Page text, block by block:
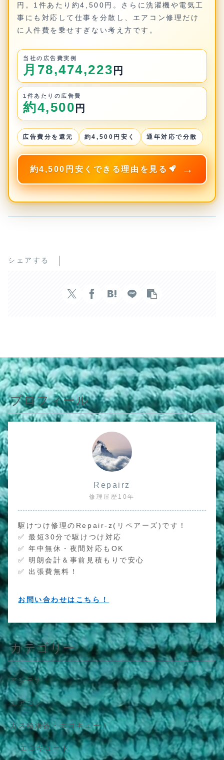
円。1件あたり約4,500円。さらに洗濯機や電気工
事にも対応して仕事を分散し、エアコン修理だけ
に人件費を乗せすぎない考え方です。
当社の広告費実例
月78,474,223 円
1件あたりの広告費
約4,500 円
広告費分を還元 約4,500円安く 通年対応で分散
約4,500円安くできる理由を見る
シェアする
プロフィール
Repairz
修理屋歴10年
駆けつけ修理のRepair-z(リペアーズ)です！
✅ 最短30分で駆けつけ対応
✅ 年中無休・夜間対応もOK
✅ 明朗会計＆事前見積もりで安心
✅ 出張費無料！
お問い合わせはこちら！
カテゴリー
アンテナ
エアコン
ガス給湯器・エコキュート
エコキュート